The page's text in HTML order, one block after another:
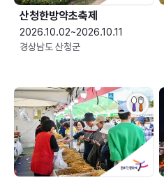
산청한방약초축제
2026.10.02~2026.10.11
경상남도 산청군